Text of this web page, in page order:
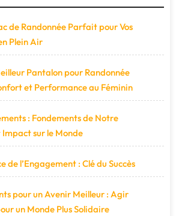
de Randonnée Parfait pour Vos
Plein Air
Pantalon pour Randonnée
et Performance au Féminin
: Fondements de Notre
sur le Monde
de l’Engagement : Clé du Succès
pour un Avenir Meilleur : Agir
un Monde Plus Solidaire